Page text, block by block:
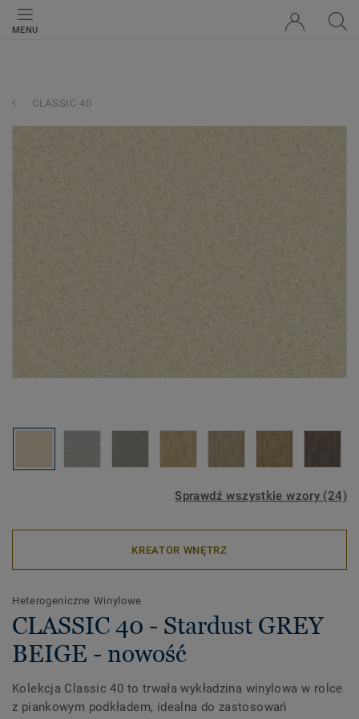
MENU
CLASSIC 40
Sprawdź wszystkie wzory (24)
KREATOR WNĘTRZ
Heterogeniczne Winylowe
CLASSIC 40 - Stardust GREY
BEIGE - nowość
Kolekcja Classic 40 to trwała wykładzina winylowa w rolce
z piankowym podkładem, idealna do zastosowań